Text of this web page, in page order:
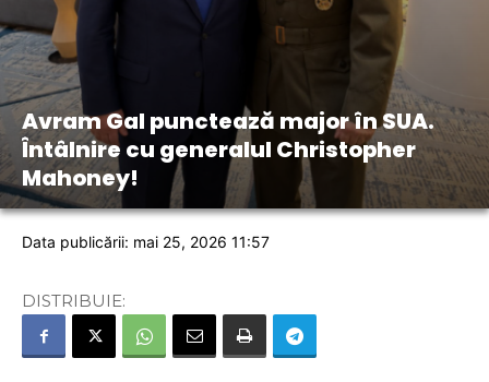
Avram Gal punctează major în SUA.
Întâlnire cu generalul Christopher
Mahoney!
Data publicării: mai 25, 2026 11:57
DISTRIBUIE: